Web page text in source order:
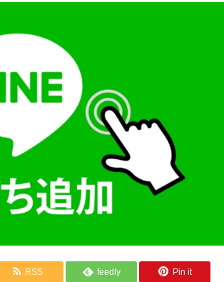
RSS feedly Pin it